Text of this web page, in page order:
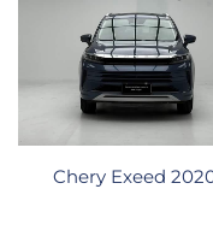
Chery Exeed